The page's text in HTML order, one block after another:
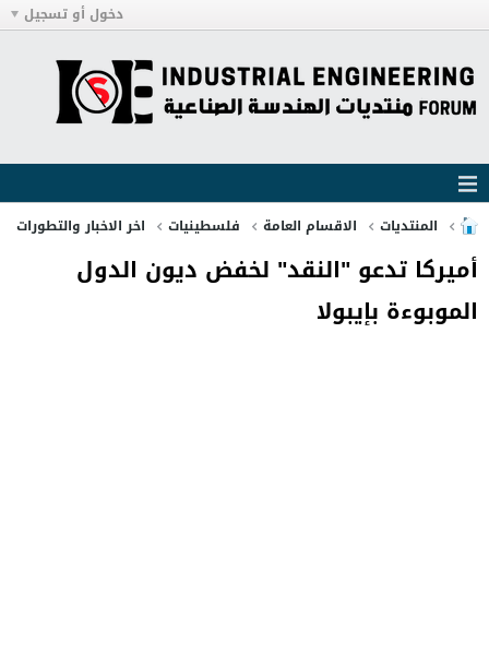
دخول أو تسجيل
المنتديات الاقسام العامة فلسطينيات اخر الاخبار والتطورات
أميركا تدعو "النقد" لخفض ديون الدول
الموبوءة بإيبولا